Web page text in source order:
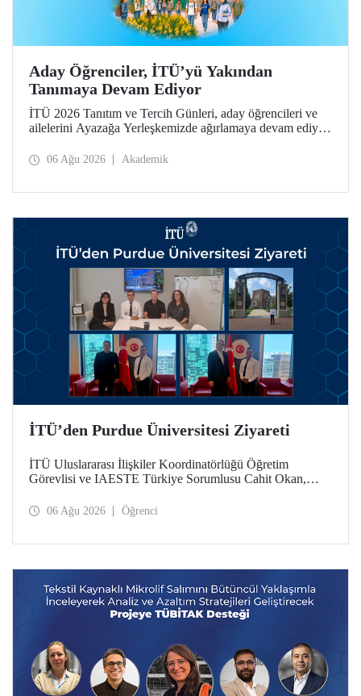
Aday Öğrenciler, İTÜ’yü Yakından
Tanımaya Devam Ediyor
İTÜ 2026 Tanıtım ve Tercih Günleri, aday öğrencileri ve
ailelerini Ayazağa Yerleşkemizde ağırlamaya devam ediyor.
ilgili fakülte ve birimler adaylara bilgi vermeye devam
06 Ağu 2026 Akademik
İTÜ’den Purdue Üniversitesi Ziyareti
İTÜ Uluslararası İlişkiler Koordinatörlüğü Öğretim
Görevlisi ve IAESTE Türkiye Sorumlusu Cahit Okan,
Temmuz tarihlerinde ABD’de dünyanın önde gelen
06 Ağu 2026 Öğrenci